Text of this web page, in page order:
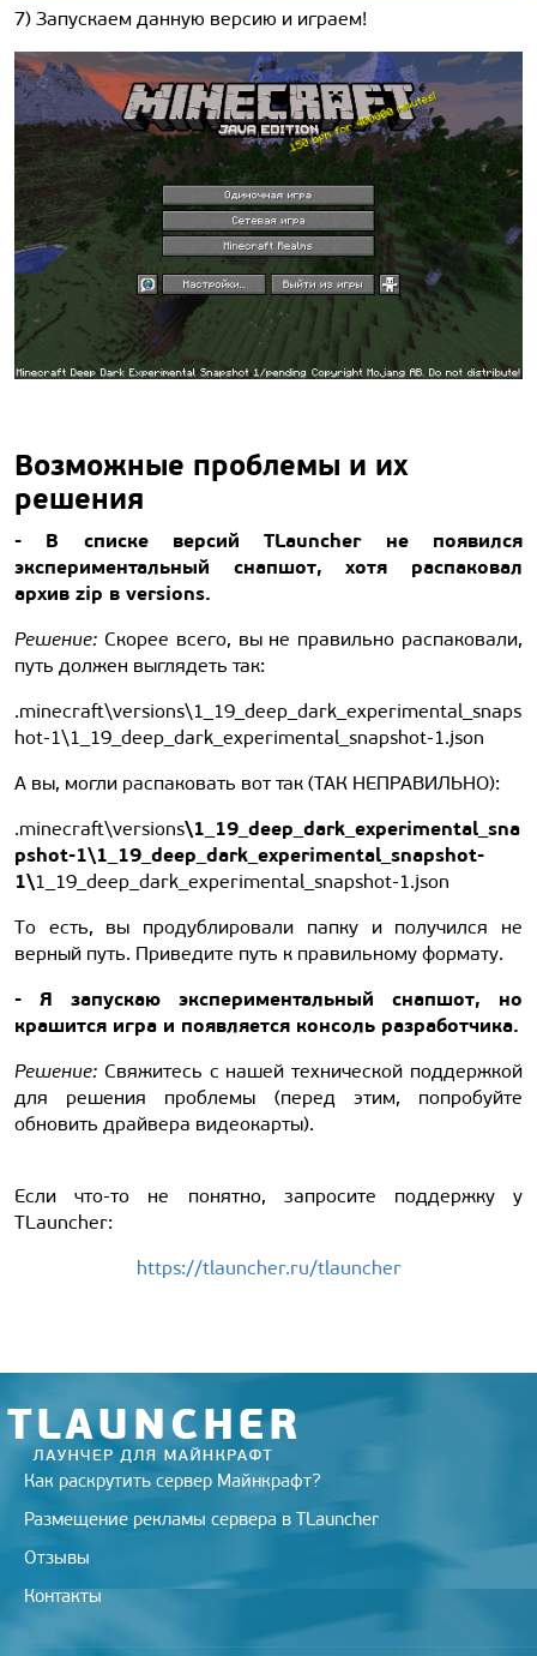
7) Запускаем данную версию и играем!
Возможные проблемы и их
решения
- В списке версий TLauncher не появился
экспериментальный снапшот, хотя распаковал
архив zip в versions.
Решение: Скорее всего, вы не правильно распаковали,
путь должен выглядеть так:
.minecraft\versions\1_19_deep_dark_experimental_snaps
hot-1\1_19_deep_dark_experimental_snapshot-1.json
А вы, могли распаковать вот так (ТАК НЕПРАВИЛЬНО):
.minecraft\versions\1_19_deep_dark_experimental_sna
pshot-1\1_19_deep_dark_experimental_snapshot-
1\1_19_deep_dark_experimental_snapshot-1.json
То есть, вы продублировали папку и получился не
верный путь. Приведите путь к правильному формату.
- Я запускаю экспериментальный снапшот, но
крашится игра и появляется консоль разработчика.
Решение: Свяжитесь с нашей технической поддержкой
для решения проблемы (перед этим, попробуйте
обновить драйвера видеокарты).
Если что-то не понятно, запросите поддержку у
TLauncher:
https://tlauncher.ru/tlauncher
Как раскрутить сервер Майнкрафт?
Размещение рекламы сервера в TLauncher
Отзывы
Контакты